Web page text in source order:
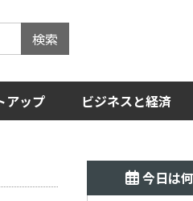
検索
アップ ビジネスと経済
今日は